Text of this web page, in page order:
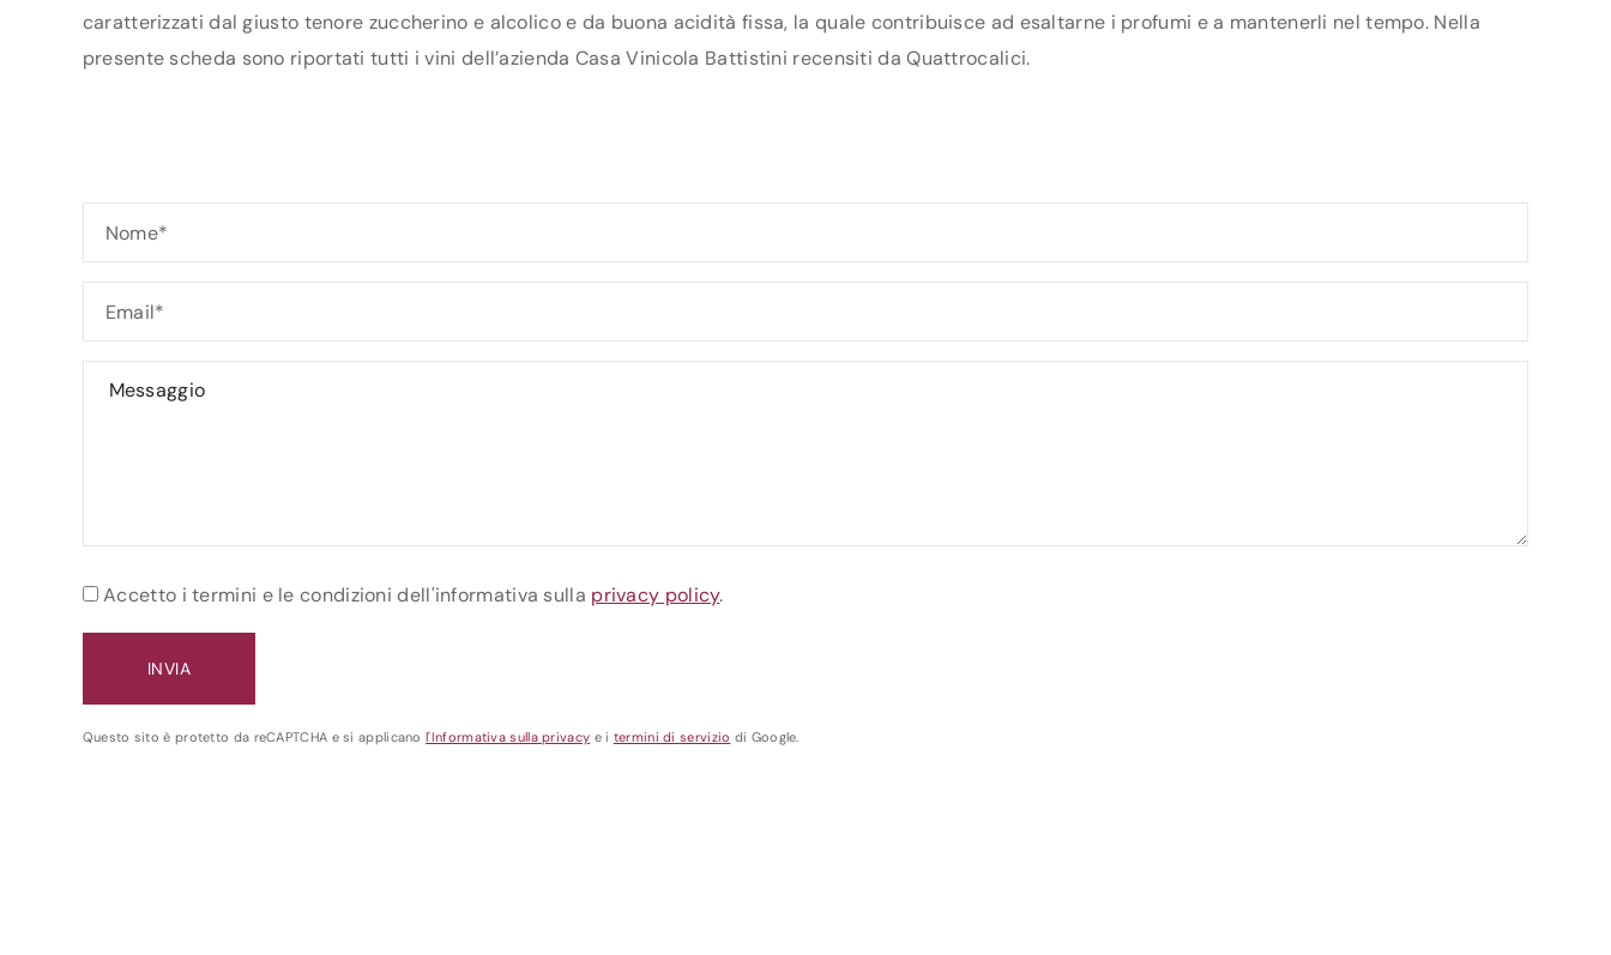
caratterizzati dal giusto tenore zuccherino e alcolico e da buona acidità fissa, la quale contribuisce ad esaltarne i profumi e a mantenerli nel tempo. Nella
presente scheda sono riportati tutti i vini dell’azienda Casa Vinicola Battistini recensiti da Quattrocalici.
Accetto i termini e le condizioni dell'informativa sulla privacy policy.
Questo sito è protetto da reCAPTCHA e si applicanol'Informativa sulla privacy e i termini di servizio di Google.